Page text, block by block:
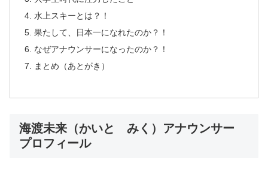
水上スキーとは？！
果たして、日本一になれたのか？！
なぜアナウンサーになったのか？！
まとめ（あとがき）
海渡未来（かいと みく）アナウンサー
プロフィール